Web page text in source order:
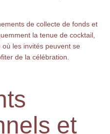
de collecte de fonds et
la tenue de cocktail,
les invités peuvent se
de la célébration.
et